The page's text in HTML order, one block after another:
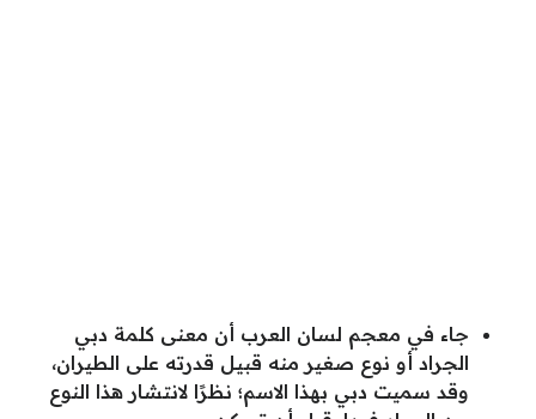
جاء في معجم لسان العرب أن معنى كلمة دبي
الجراد أو نوع صغير منه قبيل قدرته على الطيران،
وقد سميت دبي بهذا الاسم؛ نظرًا لانتشار هذا النوع